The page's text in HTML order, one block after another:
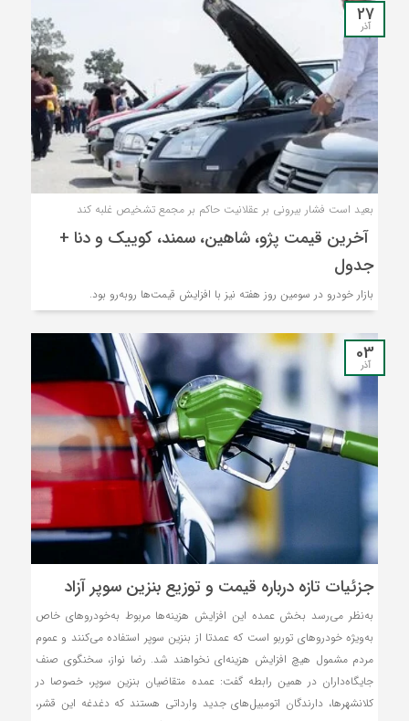
27
آذر
بعید است فشار بیرونی بر عقلانیت حاکم بر مجمع تشخیص غلبه کند
آخرین قیمت پژو، شاهین، سمند، کوییک و دنا +
جدول
بازار خودرو در سومین روز هفته نیز با افزایش قیمت‌ها روبه‌رو بود.
03
آذر
جزئیات تازه درباره قیمت و توزیع بنزین سوپر آزاد
به‌نظر می‌رسد بخش عمده این افزایش هزینه‌ها مربوط به‌خودروهای خاص
به‌ویژه خودروهای توربو است که عمدتا از بنزین سوپر استفاده می‌کنند و عموم
مردم مشمول هیچ افزایش هزینه‌ای نخواهند شد. رضا نواز، سخنگوی صنف
جایگاه‌داران در همین رابطه گفت: عمده متقاضیان بنزین سوپر، خصوصا در
کلانشهرها، دارندگان اتومبیل‌های جدید وارداتی هستند که دغدغه این قشر،